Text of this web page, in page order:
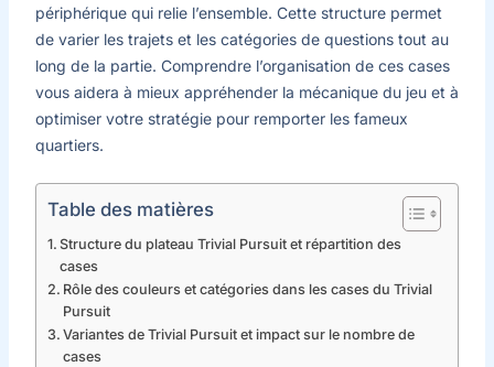
périphérique qui relie l’ensemble. Cette structure permet
de varier les trajets et les catégories de questions tout au
long de la partie. Comprendre l’organisation de ces cases
vous aidera à mieux appréhender la mécanique du jeu et à
optimiser votre stratégie pour remporter les fameux
quartiers.
Table des matières
Structure du plateau Trivial Pursuit et répartition des
cases
Rôle des couleurs et catégories dans les cases du Trivial
Pursuit
Variantes de Trivial Pursuit et impact sur le nombre de
cases